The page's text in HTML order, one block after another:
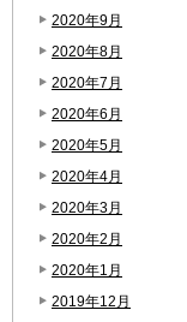
2020年9月
2020年8月
2020年7月
2020年6月
2020年5月
2020年4月
2020年3月
2020年2月
2020年1月
2019年12月